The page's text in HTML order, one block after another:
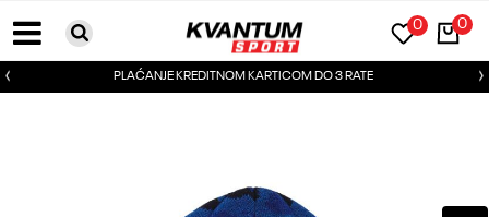
0
0
PLAĆANJE KREDITNOM KARTICOM DO 3 RATE